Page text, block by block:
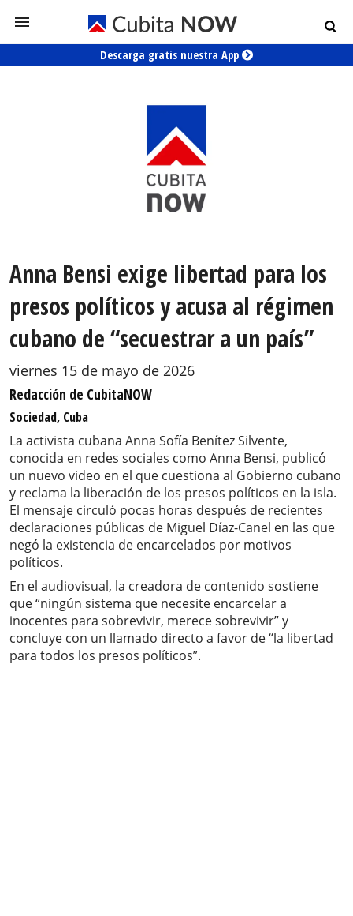
Descarga gratis nuestra App
Anna Bensi exige libertad para los
presos políticos y acusa al régimen
cubano de “secuestrar a un país”
viernes 15 de mayo de 2026
Redacción de CubitaNOW
Sociedad, Cuba
La activista cubana Anna Sofía Benítez Silvente,
conocida en redes sociales como Anna Bensi, publicó
un nuevo video en el que cuestiona al Gobierno cubano
y reclama la liberación de los presos políticos en la isla.
El mensaje circuló pocas horas después de recientes
declaraciones públicas de Miguel Díaz-Canel en las que
negó la existencia de encarcelados por motivos
políticos.
En el audiovisual, la creadora de contenido sostiene
que “ningún sistema que necesite encarcelar a
inocentes para sobrevivir, merece sobrevivir” y
concluye con un llamado directo a favor de “la libertad
para todos los presos políticos”.